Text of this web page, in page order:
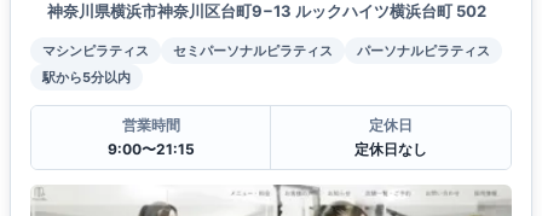
神奈川県横浜市神奈川区台町9−13 ルックハイツ横浜台町 502
マシンピラティス セミパーソナルピラティス
パーソナルピラティス
駅から5分以内
営業時間
9:00〜21:15
定休日
定休日なし